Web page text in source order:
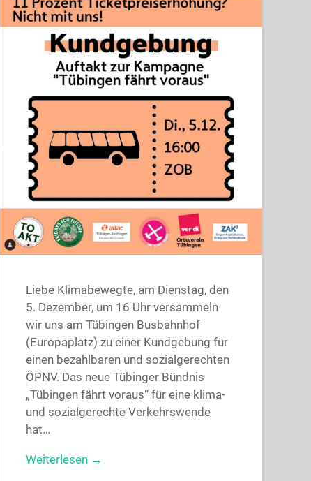
Liebe Klimabewegte, am Dienstag, den
5. Dezember, um 16 Uhr versammeln
wir uns am Tübingen Busbahnhof
(Europaplatz) zu einer Kundgebung für
einen bezahlbaren und sozialgerechten
ÖPNV. Das neue Tübinger Bündnis
„Tübingen fährt voraus“ für eine klima-
und sozialgerechte Verkehrswende
hat…
Weiterlesen →